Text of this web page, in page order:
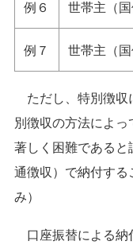
例６ 世帯主（
例７ 世帯主（
ただし、特別徴収
別徴収の方法によ
著しく困難であると
通徴収）で納付す
み）
口座振替による納